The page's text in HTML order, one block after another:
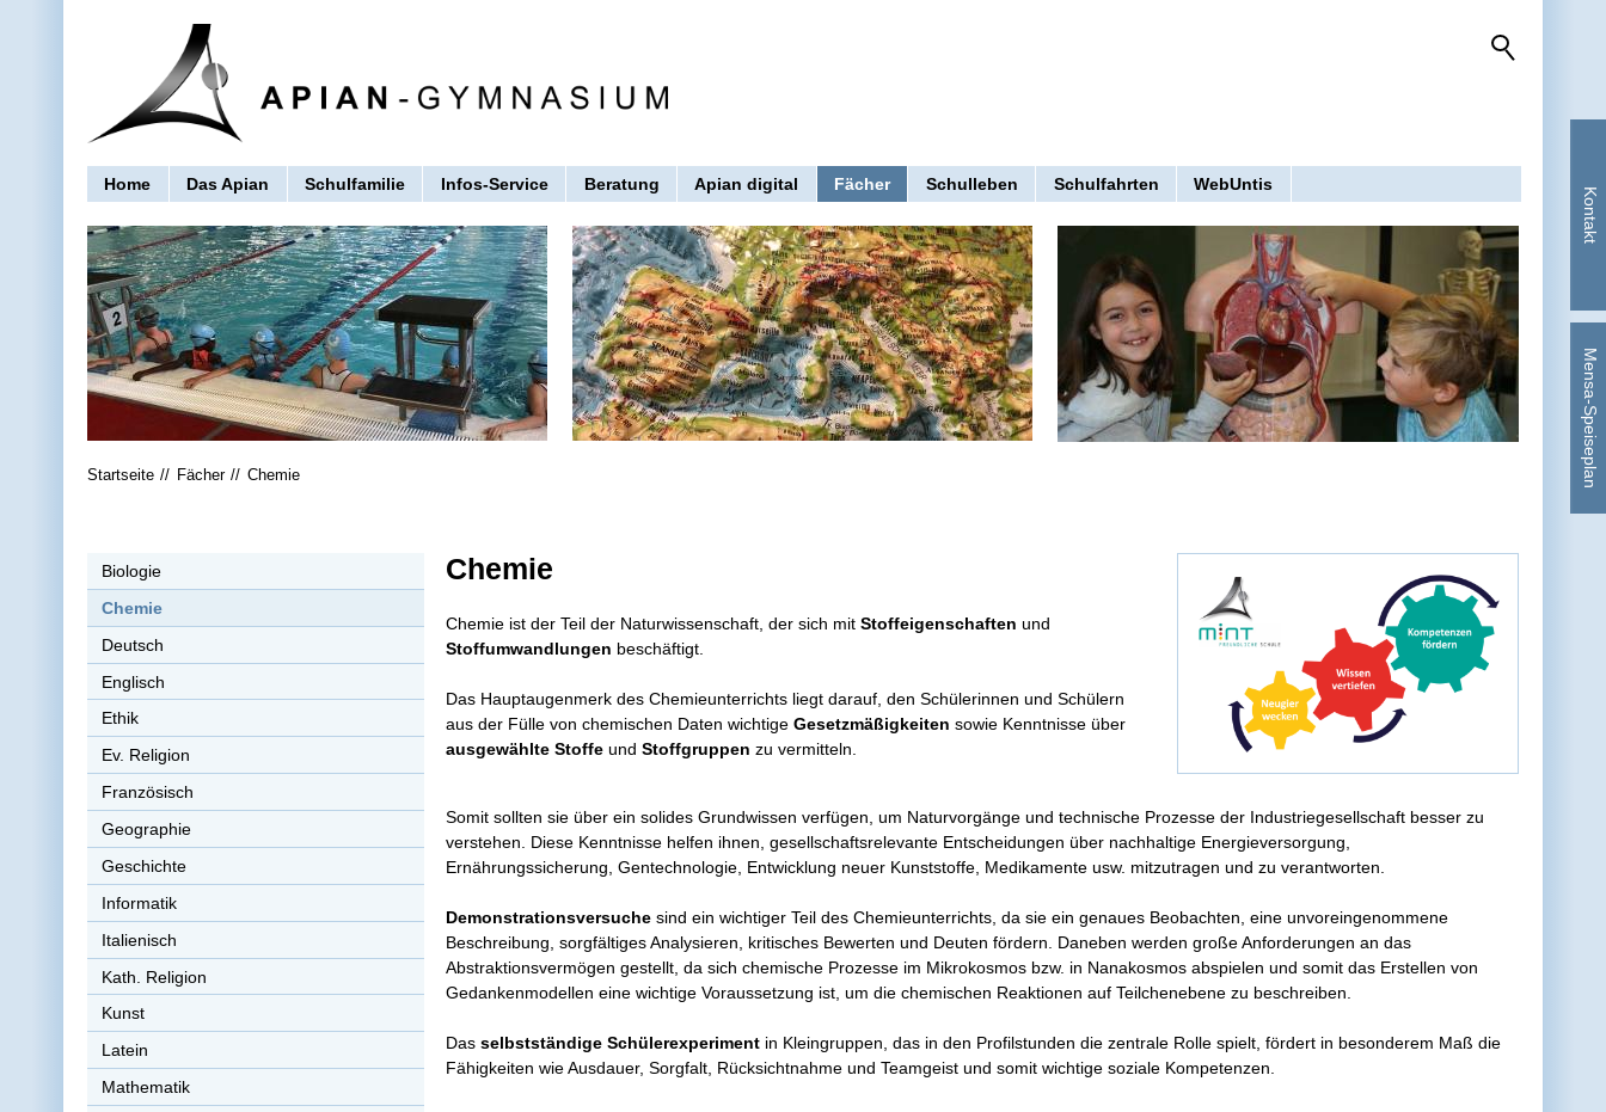
Home Das Apian Schulfamilie Infos-Service Beratung Apian digital Fächer Schulleben Schulfahrten WebUntis
Startseite Fächer Chemie
Biologie
Chemie
Deutsch
Englisch
Ethik
Ev. Religion
Französisch
Geographie
Geschichte
Informatik
Italienisch
Kath. Religion
Kunst
Latein
Mathematik
Chemie
Chemie ist der Teil der Naturwissenschaft, der sich mit Stoffeigenschaften und
Stoffumwandlungen beschäftigt.
Das Hauptaugenmerk des Chemieunterrichts liegt darauf, den Schülerinnen und Schülern
aus der Fülle von chemischen Daten wichtige Gesetzmäßigkeiten sowie Kenntnisse über
ausgewählte Stoffe und Stoffgruppen zu vermitteln.
Somit sollten sie über ein solides Grundwissen verfügen, um Naturvorgänge und technische Prozesse der Industriegesellschaft besser zu
verstehen. Diese Kenntnisse helfen ihnen, gesellschaftsrelevante Entscheidungen über nachhaltige Energieversorgung,
Ernährungssicherung, Gentechnologie, Entwicklung neuer Kunststoffe, Medikamente usw. mitzutragen und zu verantworten.
Demonstrationsversuche sind ein wichtiger Teil des Chemieunterrichts, da sie ein genaues Beobachten, eine unvoreingenommene
Beschreibung, sorgfältiges Analysieren, kritisches Bewerten und Deuten fördern. Daneben werden große Anforderungen an das
Abstraktionsvermögen gestellt, da sich chemische Prozesse im Mikrokosmos bzw. in Nanakosmos abspielen und somit das Erstellen von
Gedankenmodellen eine wichtige Voraussetzung ist, um die chemischen Reaktionen auf Teilchenebene zu beschreiben.
Das selbstständige Schülerexperiment in Kleingruppen, das in den Profilstunden die zentrale Rolle spielt, fördert in besonderem Maß die
Fähigkeiten wie Ausdauer, Sorgfalt, Rücksichtnahme und Teamgeist und somit wichtige soziale Kompetenzen.
Kontakt
Mensa-Speiseplan